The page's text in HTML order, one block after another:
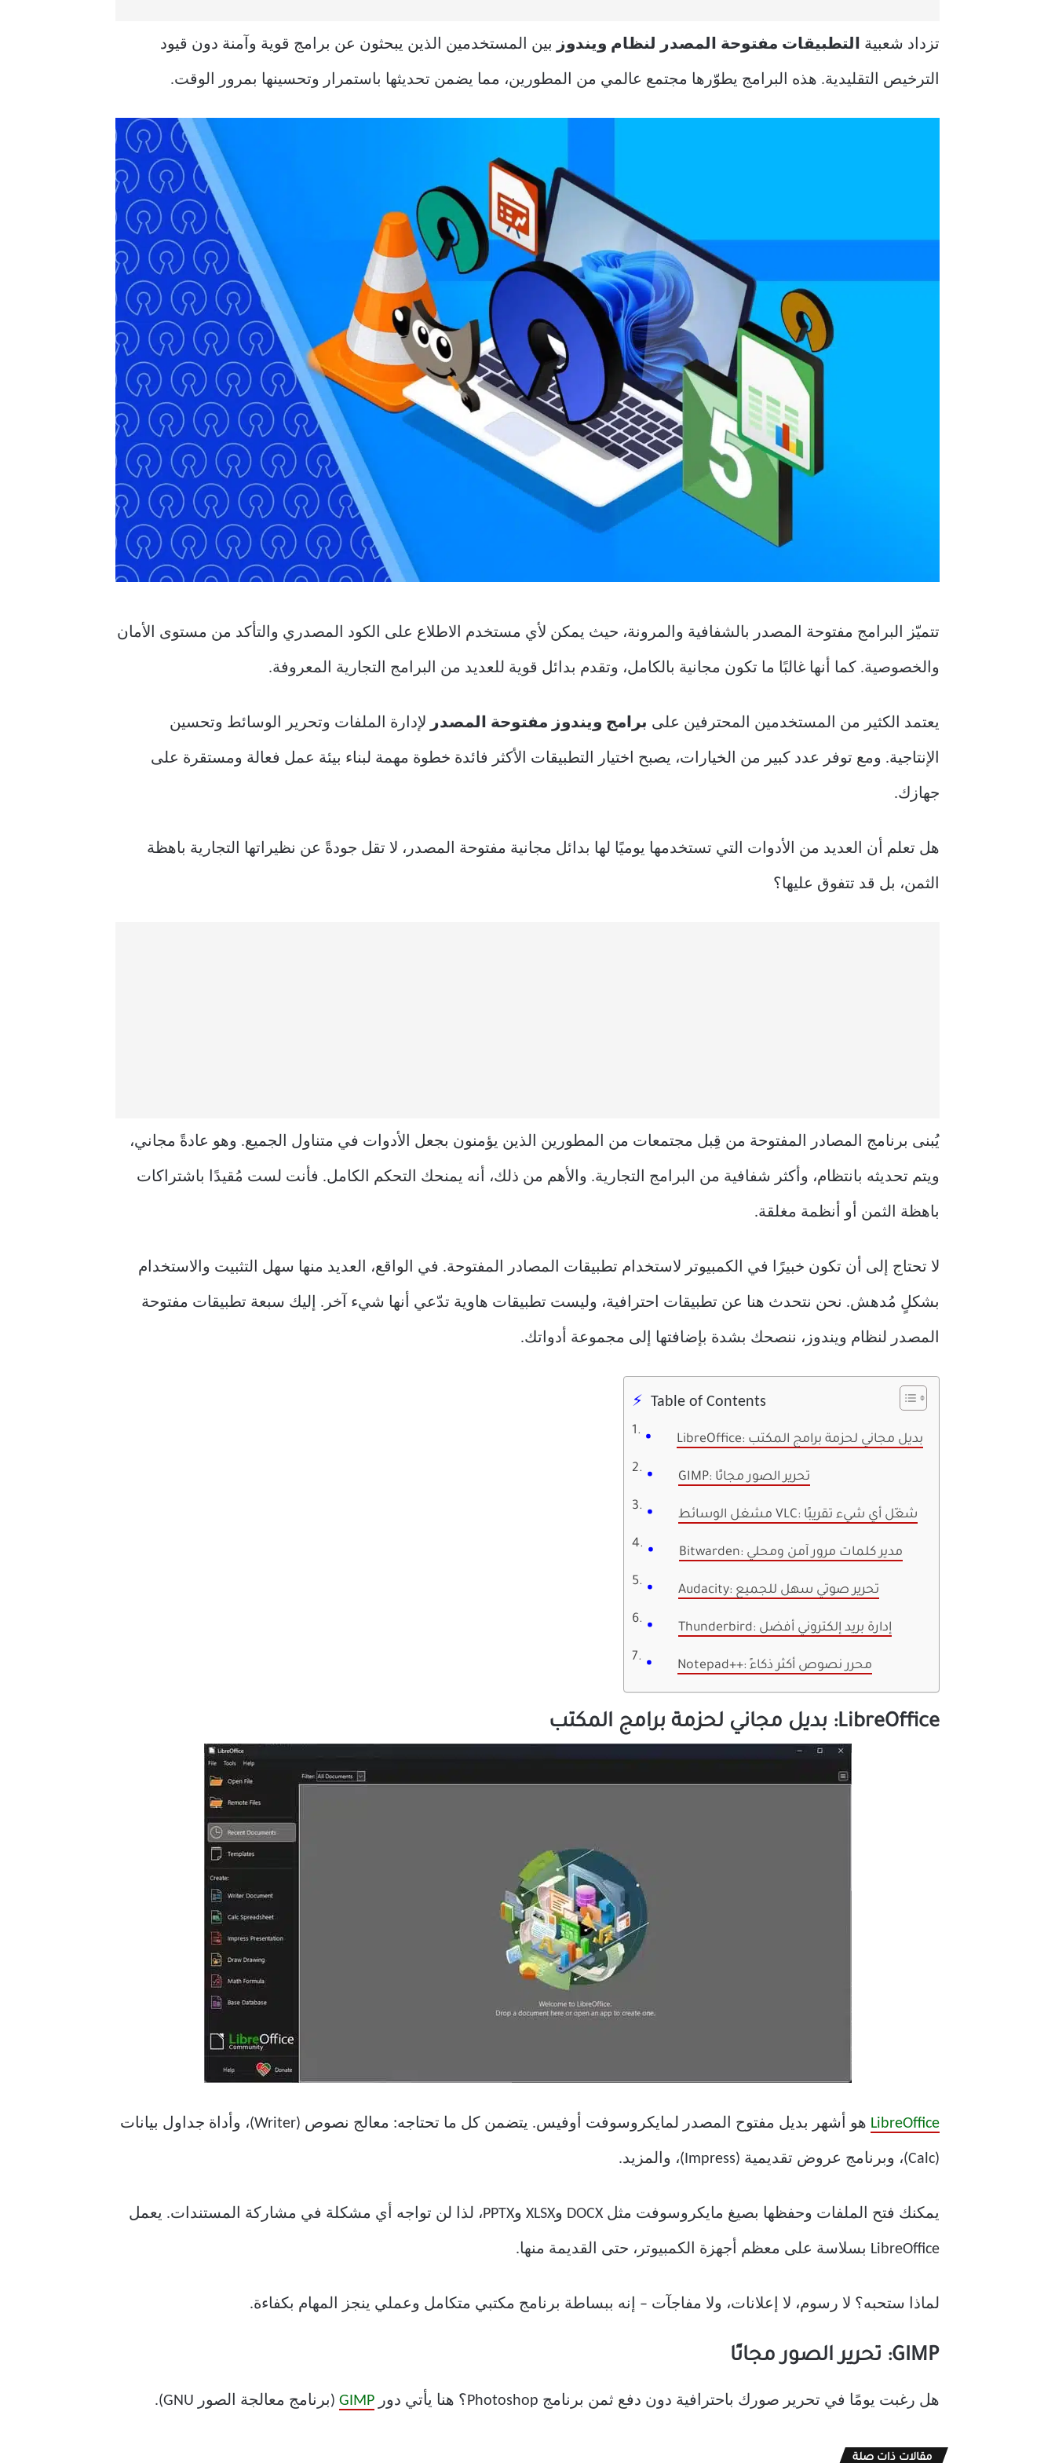
تزداد شعبية التطبيقات مفتوحة المصدر لنظام ويندوز بين المستخدمين الذين يبحثون عن برامج قوية وآمنة دون قيود
الترخيص التقليدية. هذه البرامج يطوّرها مجتمع عالمي من المطورين، مما يضمن تحديثها باستمرار وتحسينها بمرور الوقت.
تتميّز البرامج مفتوحة المصدر بالشفافية والمرونة، حيث يمكن لأي مستخدم الاطلاع على الكود المصدري والتأكد من مستوى الأمان
والخصوصية. كما أنها غالبًا ما تكون مجانية بالكامل، وتقدم بدائل قوية للعديد من البرامج التجارية المعروفة.
يعتمد الكثير من المستخدمين المحترفين على برامج ويندوز مفتوحة المصدر لإدارة الملفات وتحرير الوسائط وتحسين
الإنتاجية. ومع توفر عدد كبير من الخيارات، يصبح اختيار التطبيقات الأكثر فائدة خطوة مهمة لبناء بيئة عمل فعالة ومستقرة على
جهازك.
هل تعلم أن العديد من الأدوات التي تستخدمها يوميًا لها بدائل مجانية مفتوحة المصدر، لا تقل جودةً عن نظيراتها التجارية باهظة
الثمن، بل قد تتفوق عليها؟
يُبنى برنامج المصادر المفتوحة من قِبل مجتمعات من المطورين الذين يؤمنون بجعل الأدوات في متناول الجميع. وهو عادةً مجاني،
ويتم تحديثه بانتظام، وأكثر شفافية من البرامج التجارية. والأهم من ذلك، أنه يمنحك التحكم الكامل. فأنت لست مُقيدًا باشتراكات
باهظة الثمن أو أنظمة مغلقة.
لا تحتاج إلى أن تكون خبيرًا في الكمبيوتر لاستخدام تطبيقات المصادر المفتوحة. في الواقع، العديد منها سهل التثبيت والاستخدام
بشكلٍ مُدهش. نحن نتحدث هنا عن تطبيقات احترافية، وليست تطبيقات هاوية تدّعي أنها شيء آخر. إليك سبعة تطبيقات مفتوحة
المصدر لنظام ويندوز، ننصحك بشدة بإضافتها إلى مجموعة أدواتك.
Table of Contents
LibreOffice: بديل مجاني لحزمة برامج المكتب
GIMP: تحرير الصور مجانًا
مشغل الوسائط VLC: شغّل أي شيء تقريبًا
Bitwarden: مدير كلمات مرور آمن ومحلي
Audacity: تحرير صوتي سهل للجميع
Thunderbird: إدارة بريد إلكتروني أفضل
Notepad++: محرر نصوص أكثر ذكاءً
LibreOffice: بديل مجاني لحزمة برامج المكتب
LibreOffice هو أشهر بديل مفتوح المصدر لمايكروسوفت أوفيس. يتضمن كل ما تحتاجه: معالج نصوص (Writer)، وأداة جداول بيانات
(Calc)، وبرنامج عروض تقديمية (Impress)، والمزيد.
يمكنك فتح الملفات وحفظها بصيغ مايكروسوفت مثل DOCX وXLSX وPPTX، لذا لن تواجه أي مشكلة في مشاركة المستندات. يعمل
LibreOffice بسلاسة على معظم أجهزة الكمبيوتر، حتى القديمة منها.
لماذا ستحبه؟ لا رسوم، لا إعلانات، ولا مفاجآت – إنه ببساطة برنامج مكتبي متكامل وعملي ينجز المهام بكفاءة.
GIMP: تحرير الصور مجانًا
هل رغبت يومًا في تحرير صورك باحترافية دون دفع ثمن برنامج Photoshop؟ هنا يأتي دور GIMP (برنامج معالجة الصور GNU).
مقالات ذات صلة